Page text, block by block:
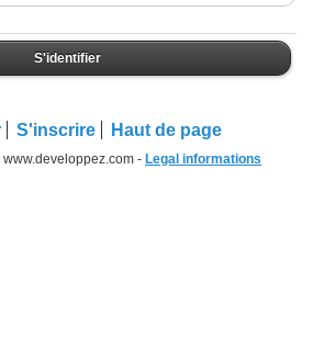
S'identifier
S'inscrire Haut de page
- Legal informations